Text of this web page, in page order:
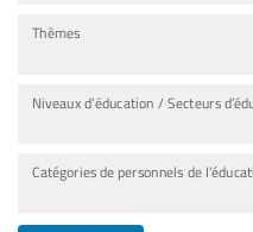
Thèmes
Niveaux d’éducation / Secteurs
Catégories de personnels de